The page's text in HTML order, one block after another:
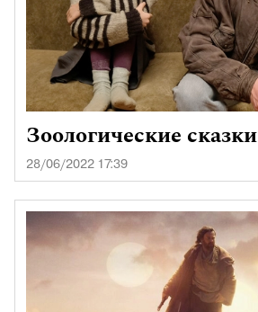
Зоологические сказки
28/06/2022 17:39